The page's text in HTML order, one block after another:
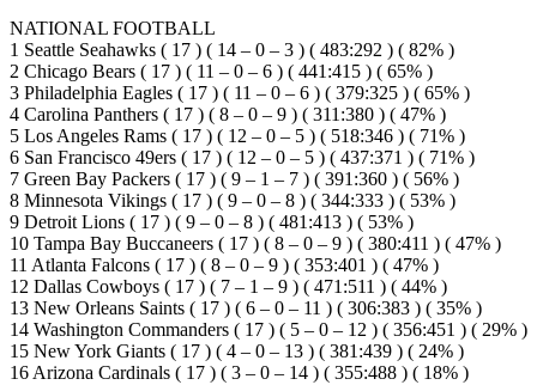
NATIONAL FOOTBALL
1 Seattle Seahawks ( 17 ) ( 14 – 0 – 3 ) ( 483:292 ) ( 82% )
2 Chicago Bears ( 17 ) ( 11 – 0 – 6 ) ( 441:415 ) ( 65% )
3 Philadelphia Eagles ( 17 ) ( 11 – 0 – 6 ) ( 379:325 ) ( 65% )
4 Carolina Panthers ( 17 ) ( 8 – 0 – 9 ) ( 311:380 ) ( 47% )
5 Los Angeles Rams ( 17 ) ( 12 – 0 – 5 ) ( 518:346 ) ( 71% )
6 San Francisco 49ers ( 17 ) ( 12 – 0 – 5 ) ( 437:371 ) ( 71% )
7 Green Bay Packers ( 17 ) ( 9 – 1 – 7 ) ( 391:360 ) ( 56% )
8 Minnesota Vikings ( 17 ) ( 9 – 0 – 8 ) ( 344:333 ) ( 53% )
9 Detroit Lions ( 17 ) ( 9 – 0 – 8 ) ( 481:413 ) ( 53% )
10 Tampa Bay Buccaneers ( 17 ) ( 8 – 0 – 9 ) ( 380:411 ) ( 47% )
11 Atlanta Falcons ( 17 ) ( 8 – 0 – 9 ) ( 353:401 ) ( 47% )
12 Dallas Cowboys ( 17 ) ( 7 – 1 – 9 ) ( 471:511 ) ( 44% )
13 New Orleans Saints ( 17 ) ( 6 – 0 – 11 ) ( 306:383 ) ( 35% )
14 Washington Commanders ( 17 ) ( 5 – 0 – 12 ) ( 356:451 ) ( 29% )
15 New York Giants ( 17 ) ( 4 – 0 – 13 ) ( 381:439 ) ( 24% )
16 Arizona Cardinals ( 17 ) ( 3 – 0 – 14 ) ( 355:488 ) ( 18% )